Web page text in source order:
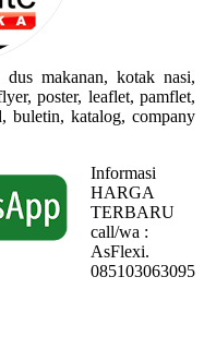
dus makanan, kotak nasi,
poster, leaflet, pamflet,
buletin, katalog, company
Informasi
HARGA
TERBARU
call/wa :
AsFlexi.
085103063095